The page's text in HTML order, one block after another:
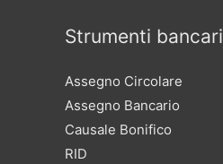
Strumenti bancari
Assegno Circolare
Assegno Bancario
Causale Bonifico
RID